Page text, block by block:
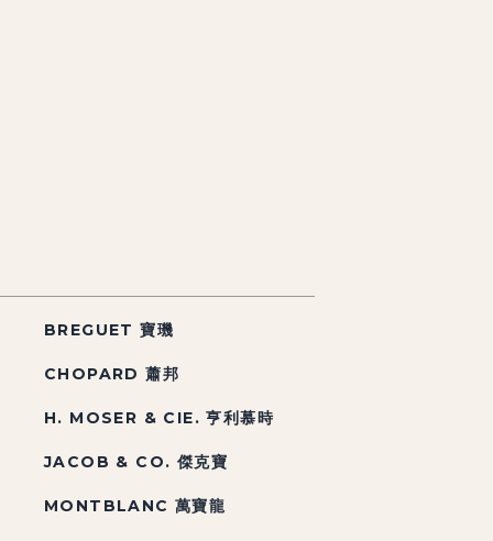
BREGUET 寶璣
CHOPARD 蕭邦
H. MOSER & CIE. 亨利慕時
JACOB & CO. 傑克寶
MONTBLANC 萬寶龍